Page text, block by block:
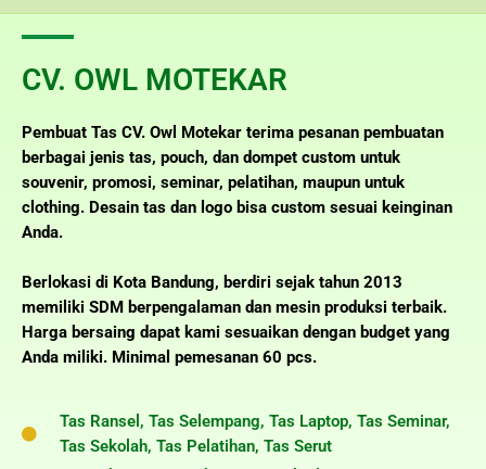
CV. OWL MOTEKAR
Pembuat Tas CV. Owl Motekar terima pesanan pembuatan
berbagai jenis tas, pouch, dan dompet custom untuk
souvenir, promosi, seminar, pelatihan, maupun untuk
clothing. Desain tas dan logo bisa custom sesuai keinginan
Anda.
Berlokasi di Kota Bandung, berdiri sejak tahun 2013
memiliki SDM berpengalaman dan mesin produksi terbaik.
Harga bersaing dapat kami sesuaikan dengan budget yang
Anda miliki. Minimal pemesanan 60 pcs.
Tas Ransel, Tas Selempang, Tas Laptop, Tas Seminar,
Tas Sekolah, Tas Pelatihan, Tas Serut